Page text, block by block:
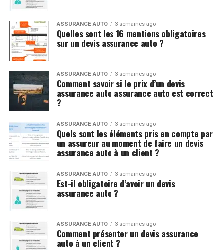
ASSURANCE AUTO 3 semaines ago
Quelles sont les 16 mentions obligatoires
sur un devis assurance auto ?
ASSURANCE AUTO 3 semaines ago
Comment savoir si le prix d’un devis
assurance auto assurance auto est correct
?
ASSURANCE AUTO 3 semaines ago
Quels sont les éléments pris en compte par
un assureur au moment de faire un devis
assurance auto à un client ?
ASSURANCE AUTO 3 semaines ago
Est-il obligatoire d’avoir un devis
assurance auto ?
ASSURANCE AUTO 3 semaines ago
Comment présenter un devis assurance
auto à un client ?